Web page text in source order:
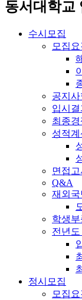
동서대학교
수시모집
모집
공지
입시
최종경
성적계
면접고
Q&A
재외국
학생
전년
정시모집
모집